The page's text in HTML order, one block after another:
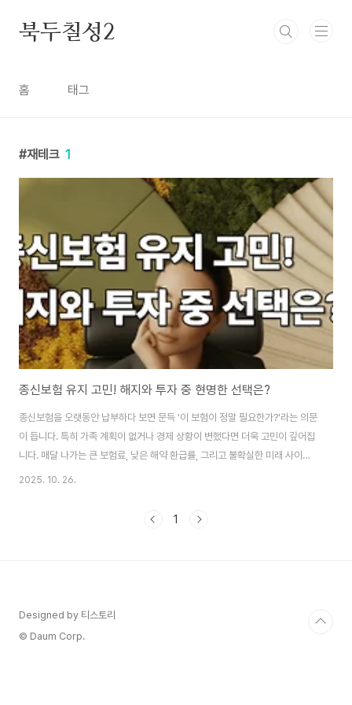
북두칠성2
홈 태그
재테크 1
종신보험 유지 고민! 해지와 투자 중 현명한 선택은?
종신보험을 오랫동안 납부하다 보면 문득 '이 보험이 정말 필요한가?'라는 의문
이 듭니다. 특히 가족 계획이 없거나 경제 상황이 변했다면 더욱 고민이 깊어집
니다. 매달 나가는 큰 보험료, 낮은 해약 환급률, 그리고 불확실한 미래 사이에
서 올바른 결정을 내리는 것은 쉽지 않습니다. 이 글에서는 종신보험 유지와 해
부제: 종신보험 해지 vs 유지, 나에게 맞는 선택 찾기 이 글의 순서1. 종신보험
2025. 10. 26.
1
Designed by 티스토리
© Daum Corp.